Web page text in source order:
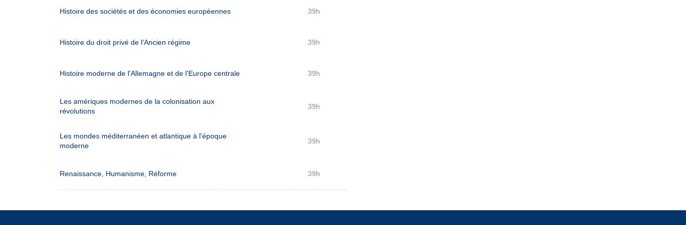
Histoire des sociétés et des économies européennes 39h
Histoire du droit privé de l'Ancien régime 39h
Histoire moderne de l'Allemagne et de l'Europe centrale 39h
Les amériques modernes de la colonisation aux
révolutions
39h
Les mondes méditerranéen et atlantique à l'époque
moderne
39h
Renaissance, Humanisme, Réforme 39h